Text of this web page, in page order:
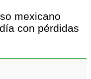
mexicano
con pérdidas